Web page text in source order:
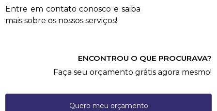
Entre em contato conosco e saiba
mais sobre os nossos serviços!
ENCONTROU O QUE PROCURAVA?
Faça seu orçamento grátis agora mesmo!
Quero meu orçamento